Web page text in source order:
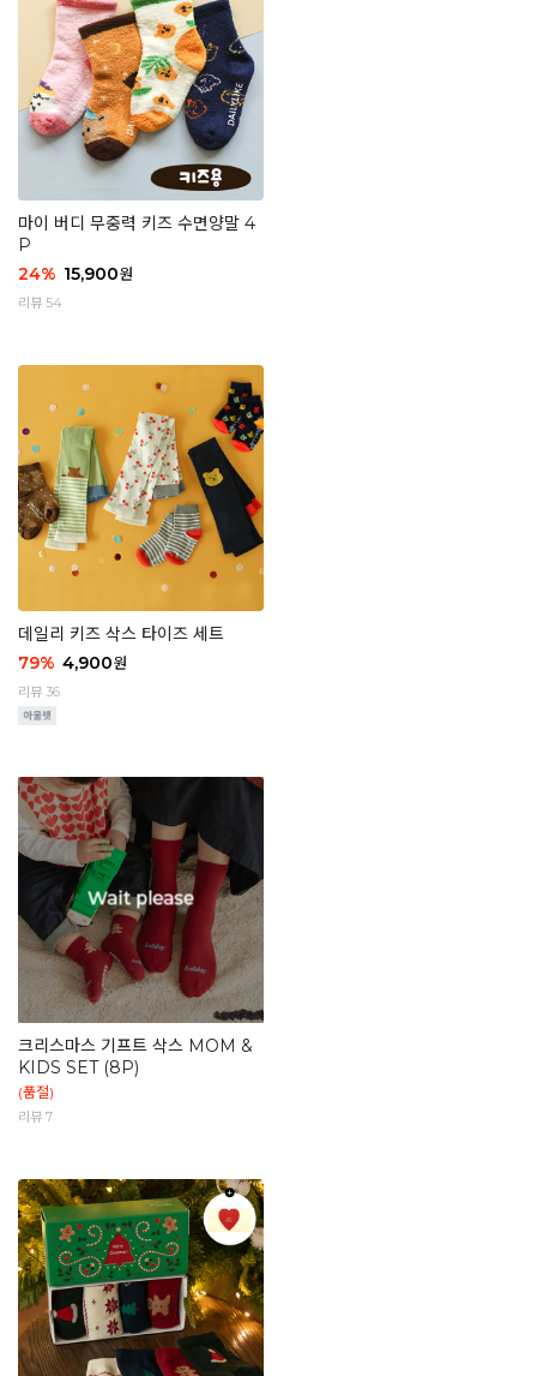
마이 버디 무중력 키즈 수면양말 4
P
24% 15,900원
리뷰 54
데일리 키즈 삭스 타이즈 세트
79% 4,900원
리뷰 36
크리스마스 기프트 삭스 MOM &
KIDS SET (8P)
(품절)
리뷰 7